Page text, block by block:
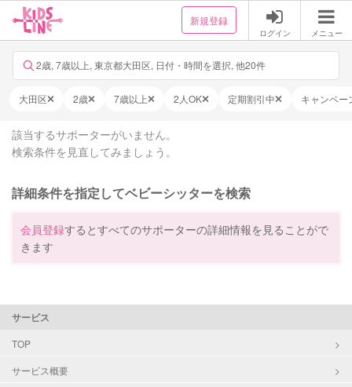
新規登録
ログイン メニュー
2歳, 7歳以上, 東京都大田区, 日付・時間を選択, 他20件
大田区 2歳 7歳以上 2人OK 定期割引中 キャンペー
該当するサポーターがいません。
検索条件を見直してみましょう。
詳細条件を指定してベビーシッターを検索
会員登録するとすべてのサポーターの詳細情報を見ることがで
きます
サービス
TOP
サービス概要